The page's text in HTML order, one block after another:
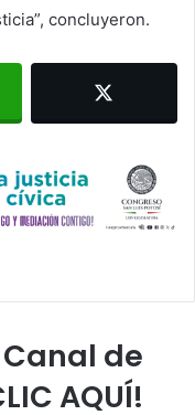
concluyeron.
de
AQUÍ!